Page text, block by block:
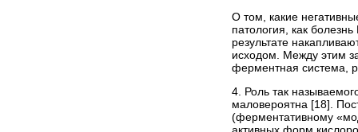
О том, какие
патология, как
результате
исходом. Между этим
ферментная система,
4. Роль так
маловероятна [18].
(ферментативному
активных форм